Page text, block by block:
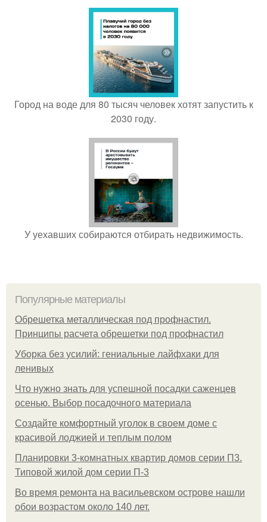
Город на воде для 80 тысяч человек хотят запустить к
2030 году.
У уехавших собираются отбирать недвижимость.
Популярные материалы
Обрешетка металлическая под профнастил.
Принципы расчета обрешетки под профнастил
Уборка без усилий: гениальные лайфхаки для
ленивых
Что нужно знать для успешной посадки саженцев
осенью. Выбор посадочного материала
Создайте комфортный уголок в своем доме с
красивой лоджией и теплым полом
Планировки 3-комнатных квартир домов серии П3.
Типовой жилой дом серии П-3
Во время ремонта на васильевском острове нашли
обои возрастом около 140 лет.